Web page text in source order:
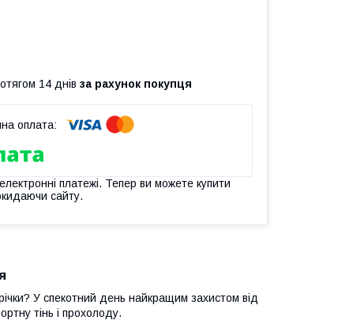
14 днів за рахунок покупця
платежі. Тепер ви можете купити
сайту.
У спекотний день найкращим захистом від
тінь і прохолоду.